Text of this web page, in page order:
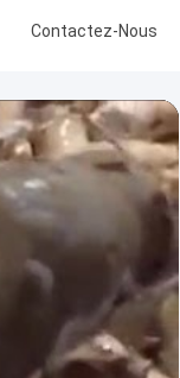
Contactez-Nous